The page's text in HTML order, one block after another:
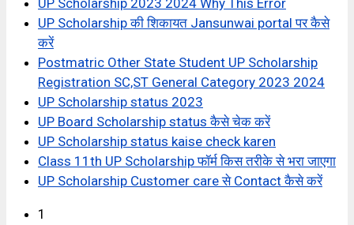
UP Scholarship 2023 2024 Why This Error
UP Scholarship की शिकायत Jansunwai portal पर कैसे
करें
Postmatric Other State Student UP Scholarship
Registration SC,ST General Category 2023 2024
UP Scholarship status 2023
UP Board Scholarship status कैसे चेक करें
UP Scholarship status kaise check karen
Class 11th UP Scholarship फॉर्म किस तरीके से भरा जाएगा
UP Scholarship Customer care से Contact कैसे करें
1